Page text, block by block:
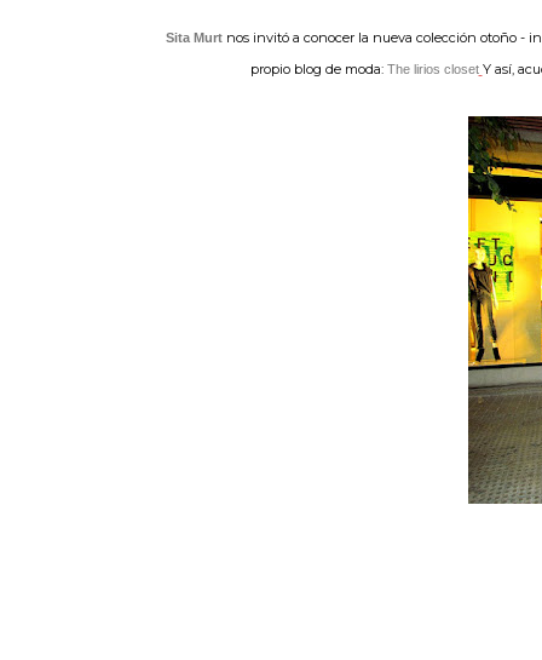
Sita Murt nos invitó a conocer la nueva colección otoño -
propio blog de moda: The lirios closet Y así,